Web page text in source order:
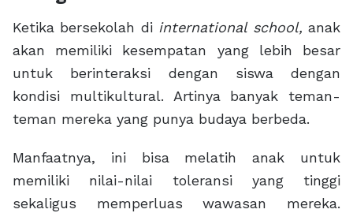
Ketika bersekolah di international school,anak
akan memiliki kesempatan yang lebih besar
untuk berinteraksi dengan siswa dengan
kondisi multikultural. Artinya banyak teman-
teman mereka yang punya budaya berbeda.
Manfaatnya, ini bisa melatih anak untuk
memiliki nilai-nilai toleransi yang tinggi
sekaligus memperluas wawasan mereka.